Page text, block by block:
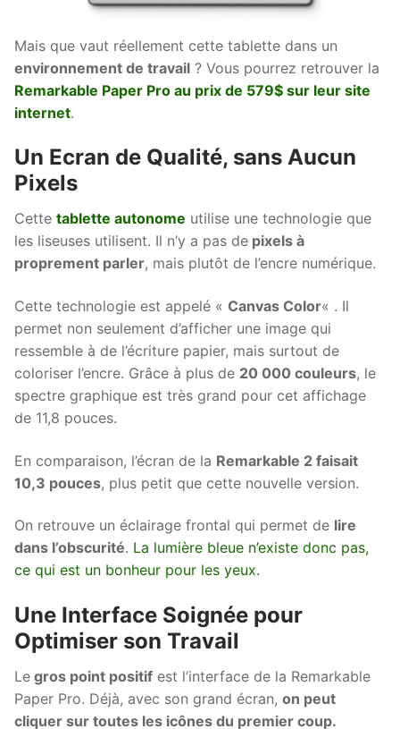
Mais que vaut réellement cette tablette dans un
environnement de travail ? Vous pourrez retrouver la
Remarkable Paper Pro au prix de 579$ sur leur site
internet.
Un Ecran de Qualité, sans Aucun
Pixels
Cette tablette autonome utilise une technologie que
les liseuses utilisent. Il n’y a pas de pixels à
proprement parler, mais plutôt de l’encre numérique.
Cette technologie est appelé « Canvas Color« . Il
permet non seulement d’afficher une image qui
ressemble à de l’écriture papier, mais surtout de
coloriser l’encre. Grâce à plus de 20 000 couleurs, le
spectre graphique est très grand pour cet affichage
de 11,8 pouces.
En comparaison, l’écran de la Remarkable 2 faisait
10,3 pouces, plus petit que cette nouvelle version.
On retrouve un éclairage frontal qui permet de lire
dans l’obscurité. La lumière bleue n’existe donc pas,
ce qui est un bonheur pour les yeux.
Une Interface Soignée pour
Optimiser son Travail
Le gros point positif est l’interface de la Remarkable
Paper Pro. Déjà, avec son grand écran, on peut
cliquer sur toutes les icônes du premier coup.